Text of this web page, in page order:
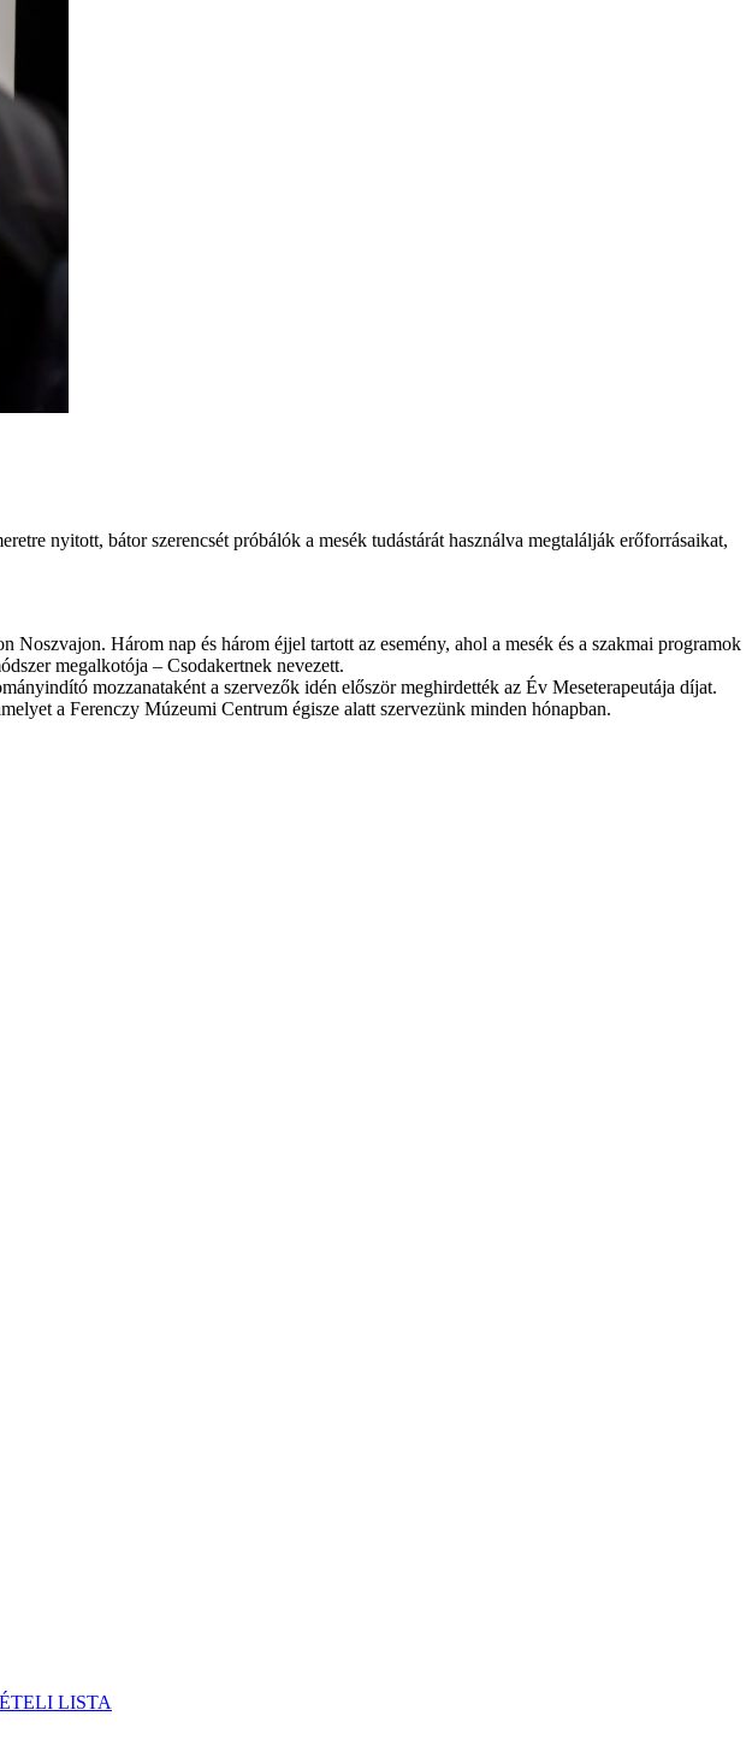
nyitott, bátor szerencsét próbálók a mesék tudástárát használva megtalálják erőforrásaikat,
Noszvajon. Három nap és három éjjel tartott az esemény, ahol a mesék és a szakmai programok
megalkotója – Csodakertnek nevezett.
mozzanataként a szervezők idén először meghirdették az Év Meseterapeutája díjat.
a Ferenczy Múzeumi Centrum égisze alatt szervezünk minden hónapban.
LISTA